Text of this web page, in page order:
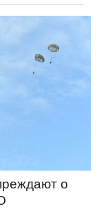
о